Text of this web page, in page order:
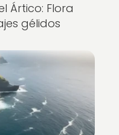
Ártico: Flora
gélidos